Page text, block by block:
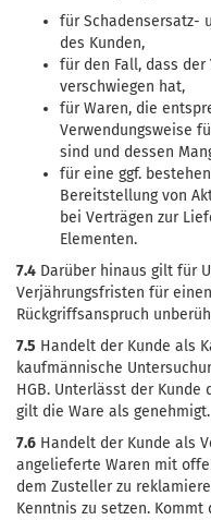
für Schadensersatz-
des Kunden,
für den Fall, dass
verschwiegen hat,
für Waren, die
Verwendungsweise
sind und dessen
für eine ggf.
Bereitstellung von
bei Verträgen zur
Elementen.
7.4 Darüber hinaus gilt für
Verjährungsfristen für
Rückgriffsanspruch
7.5 Handelt der Kunde als
kaufmännische
HGB. Unterlässt der
gilt die Ware als genehmigt.
7.6 Handelt der Kunde als
angelieferte Waren mit
dem Zusteller zu
Kenntnis zu setzen.